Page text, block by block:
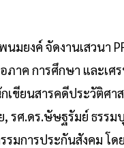
มยงค์ จัดงานเสวนา
ภาค การศึกษา และเ
เขียนสารคดีประวัติศ
ศ.ดร.ษัษฐรัมย์ ธรรม
มการประกันสังคม โ